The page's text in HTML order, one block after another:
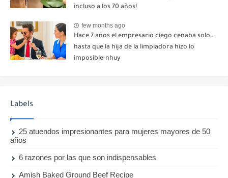
incluso a los 70 años!
few months ago
Hace 7 años el empresario ciego cenaba solo…
hasta que la hija de la limpiadora hizo lo
imposible-nhuy
Labels
25 atuendos impresionantes para mujeres mayores de 50
años
6 razones por las que son indispensables
Amish Baked Ground Beef Recipe